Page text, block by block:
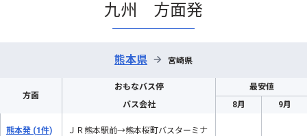
九州 方面発
熊本県 → 宮崎県
方面
おもなバス停
最安値
バス会社
8月 9月
熊本発 (1件)
ＪＲ熊本駅前→熊本桜町バスターミナ